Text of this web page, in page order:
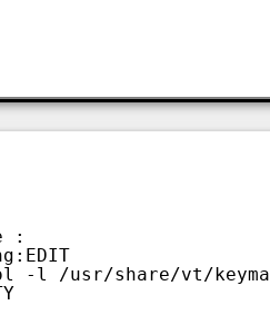
:
-l /usr/share/vt/